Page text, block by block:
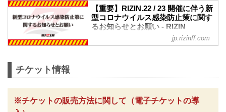
【重要】RIZIN.22 / 23 開催に伴う新
型コロナウイルス感染防止策に関す
るお知らせとお願い - RIZIN
FIGHTING FEDERATION オフィシ
ャルサイト
い。
RIZINではイベント再開に際し、日本スポ
ーツ協会が作成した「スポーツイベント
の再開に向けた感染拡大予防ガイドライ
jp.rizinff.com
チケット情報
※チケットの販売方法に関して（電子チケットの導